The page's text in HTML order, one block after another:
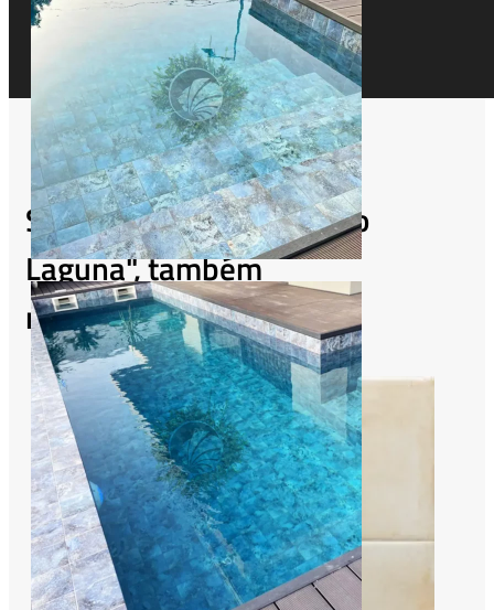
Se você gosta de "Azulejo
Laguna", também
recomendamos: